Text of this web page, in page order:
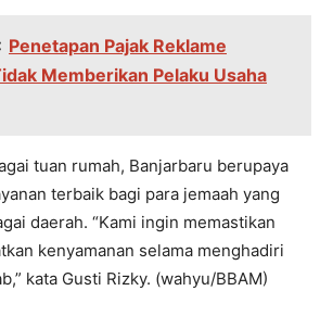
Penetapan Pajak Reklame
Memberikan Pelaku Usaha
tuan rumah, Banjarbaru berupaya
terbaik bagi para jemaah yang
daerah. “Kami ingin memastikan
kenyamanan selama menghadiri
kata Gusti Rizky. (wahyu/BBAM)